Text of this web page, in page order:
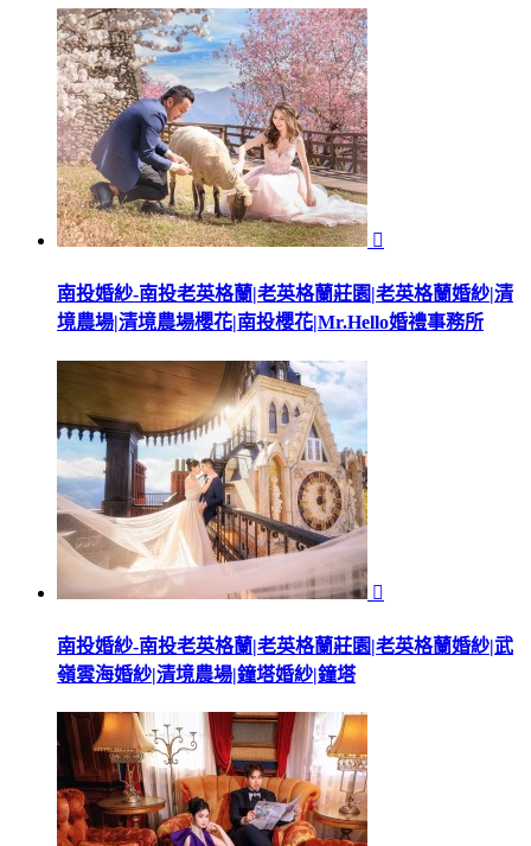

南投婚紗-南投老英格蘭|老英格蘭莊園|老英格蘭婚紗|清
境農場|清境農場櫻花|南投櫻花|Mr.Hello婚禮事務所

南投婚紗-南投老英格蘭|老英格蘭莊園|老英格蘭婚紗|武
嶺雲海婚紗|清境農場|鐘塔婚紗|鐘塔